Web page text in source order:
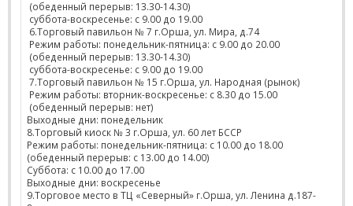
(обеденный перерыв: 13.30-14.30)
суббота-воскресенье: с 9.00 до 19.00
6.Торговый павильон № 7 г.Орша, ул. Мира, д.74
Режим работы: понедельник-пятница: с 9.00 до 20.00
(обеденный перерыв: 13.30-14.30)
суббота-воскресенье: с 9.00 до 19.00
7.Торговый павильон № 15 г.Орша, ул. Народная (рынок)
Режим работы: вторник-воскресенье: с 8.30 до 15.00
(обеденный перерыв: нет)
Выходные дни: понедельник
8.Торговый киоск № 3 г.Орша, ул. 60 лет БССР
Режим работы: понедельник-пятница: с 10.00 до 18.00
(обеденный перерыв: с 13.00 до 14.00)
Суббота: с 10.00 до 17.00
Выходные дни: воскресенье
9.Торговое место в ТЦ «Северный» г.Орша, ул. Ленина д.187-